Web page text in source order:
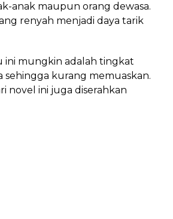
anak maupun orang dewasa.
renyah menjadi daya tarik
ini mungkin adalah tingkat
sehingga kurang memuaskan.
novel ini juga diserahkan